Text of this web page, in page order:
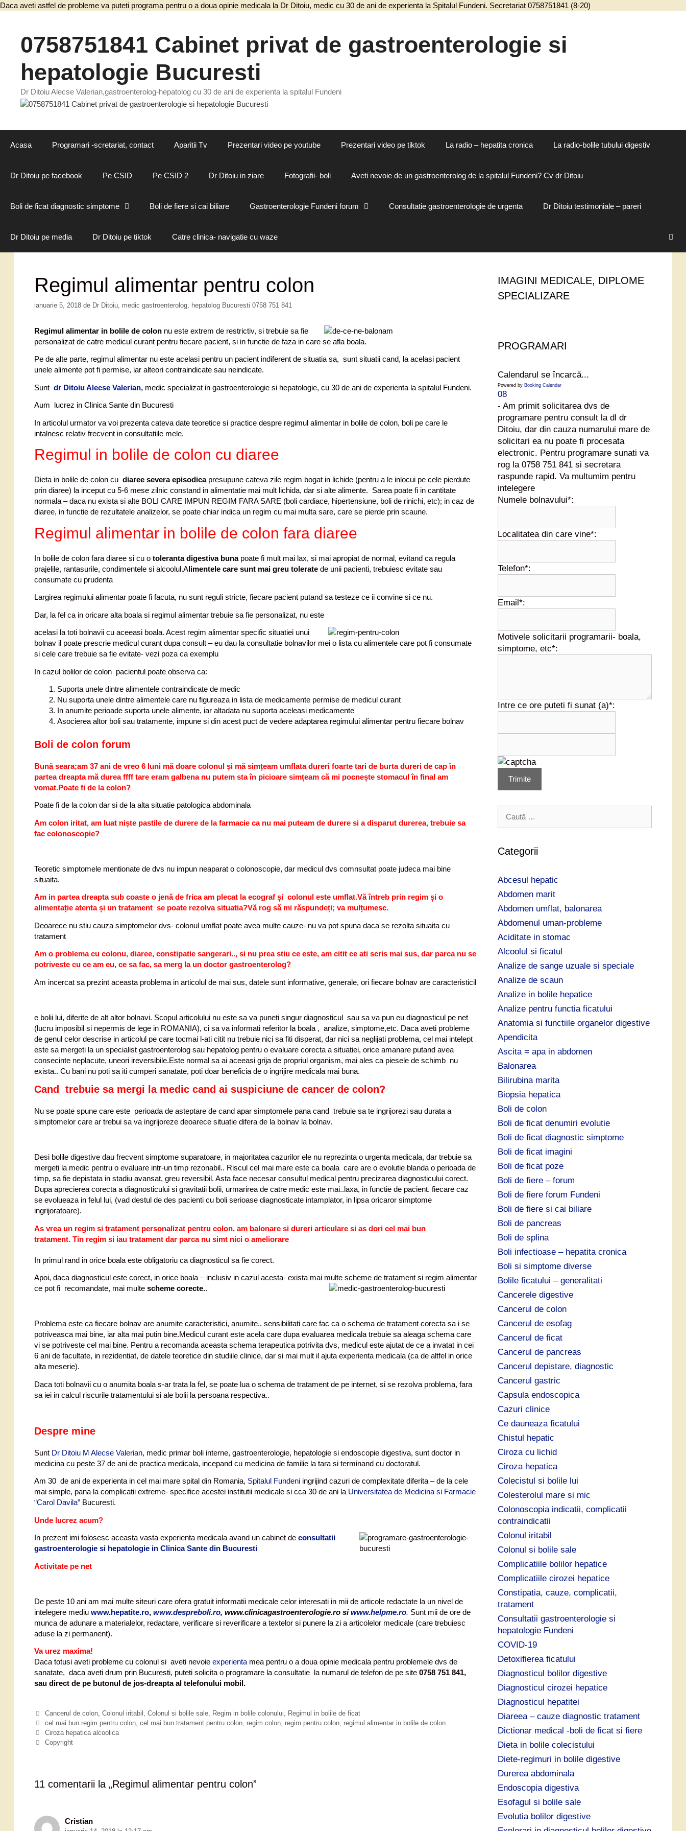
Daca aveti astfel de probleme va puteti programa pentru o a doua opinie medicala la Dr Ditoiu, medic cu 30 de ani de experienta la Spitalul Fundeni. Secretariat 0758751841 (8-20)
0758751841 Cabinet privat de gastroenterologie si
hepatologie Bucuresti
Dr Ditoiu Alecse Valerian,gastroenterolog-hepatolog cu 30 de ani de experienta la spitalul Fundeni
Acasa Programari -scretariat, contact Aparitii Tv Prezentari video pe youtube Prezentari video pe tiktok La radio – hepatita cronica La radio-bolile tubului digestiv
Dr Ditoiu pe facebook Pe CSID Pe CSID 2 Dr Ditoiu in ziare Fotografii- boli Aveti nevoie de un gastroenterolog de la spitalul Fundeni? Cv dr Ditoiu
Boli de ficat diagnostic simptome Boli de fiere si cai biliare Gastroenterologie Fundeni forum Consultatie gastroenterologie de urgenta Dr Ditoiu testimoniale – pareri
Dr Ditoiu pe media Dr Ditoiu pe tiktok Catre clinica- navigatie cu waze
Regimul alimentar pentru colon
ianuarie 5, 2018 de Dr Ditoiu, medic gastroenterolog, hepatolog Bucuresti 0758 751 841
Regimul alimentar in bolile de colon nu este extrem de restrictiv, si trebuie sa fie
personalizat de catre medicul curant pentru fiecare pacient, si in functie de faza in care se afla boala.
Pe de alte parte, regimul alimentar nu este acelasi pentru un pacient indiferent de situatia sa, sunt situatii cand, la acelasi pacient
unele alimente pot fi permise, iar alteori contraindicate sau neindicate.
Sunt dr Ditoiu Alecse Valerian, medic specializat in gastroenterologie si hepatologie, cu 30 de ani de experienta la spitalul Fundeni.
Aum lucrez in Clinica Sante din Bucuresti
In articolul urmator va voi prezenta cateva date teoretice si practice despre regimul alimentar in bolile de colon, boli pe care le
intalnesc relativ frecvent in consultatiile mele.
Regimul in bolile de colon cu diaree
Dieta in bolile de colon cu diaree severa episodicapresupune cateva zile regim bogat in lichide (pentru a le inlocui pe cele pierdute
prin diaree) la inceput cu 5-6 mese zilnic constand in alimentatie mai mult lichida, dar si alte alimente. Sarea poate fi in cantitate
normala – daca nu exista si alte BOLI CARE IMPUN REGIM FARA SARE (boli cardiace, hipertensiune, boli de rinichi, etc); in caz de
diaree, in functie de rezultatele analizelor, se poate chiar indica un regim cu mai multa sare, care se pierde prin scaune.
Regimul alimentar in bolile de colon fara diaree
In bolile de colon fara diaree si cu o toleranta digestiva bunapoate fi mult mai lax, si mai apropiat de normal, evitand ca regula
prajelile, rantasurile, condimentele si alcoolul.Alimentele care sunt mai greu tolerate de unii pacienti, trebuiesc evitate sau
consumate cu prudenta
Largirea regimului alimentar poate fi facuta, nu sunt reguli stricte, fiecare pacient putand sa testeze ce ii convine si ce nu.
Dar, la fel ca in oricare alta boala si regimul alimentar trebuie sa fie personalizat, nu este
acelasi la toti bolnavii cu aceeasi boala. Acest regim alimentar specific situatiei unui
bolnav il poate prescrie medicul curant dupa consult – eu dau la consultatie bolnavilor mei o lista cu alimentele care pot fi consumate
si cele care trebuie sa fie evitate- vezi poza ca exemplu
In cazul bolilor de colon pacientul poate observa ca:
Suporta unele dintre alimentele contraindicate de medic
Nu suporta unele dintre alimentele care nu figureaza in lista de medicamente permise de medicul curant
In anumite perioade suporta unele alimente, iar altadata nu suporta aceleasi medicamente
Asocierea altor boli sau tratamente, impune si din acest puct de vedere adaptarea regimului alimentar pentru fiecare bolnav
Boli de colon forum
Bună seara;am 37 ani de vreo 6 luni mă doare colonul și mă simțeam umflata dureri foarte tari de burta dureri de cap în
partea dreapta mă durea ffff tare eram galbena nu putem sta în picioare simțeam că mi pocnește stomacul în final am
vomat.Poate fi de la colon?
Poate fi de la colon dar si de la alta situatie patologica abdominala
Am colon iritat, am luat niște pastile de durere de la farmacie ca nu mai puteam de durere si a disparut durerea, trebuie sa
fac colonoscopie?
Teoretic simptomele mentionate de dvs nu impun neaparat o colonoscopie, dar medicul dvs comnsultat poate judeca mai bine
situaita.
Am in partea dreapta sub coaste o jenă de frica am plecat la ecograf și colonul este umflat.Vă întreb prin regim și o
alimentație atenta și un tratament se poate rezolva situatia?Vă rog să mi răspundeți; va mulțumesc.
Deoarece nu stiu cauza simptomelor dvs- colonul umflat poate avea multe cauze- nu va pot spuna daca se rezolta situaita cu
tratament
Am o problema cu colonu, diaree, constipatie sangerari.., si nu prea stiu ce este, am citit ce ati scris mai sus, dar parca nu se
potriveste cu ce am eu, ce sa fac, sa merg la un doctor gastroenterolog?
Am incercat sa prezint aceasta problema in articolul de mai sus, datele sunt informative, generale, ori fiecare bolnav are caracteristicil
e bolii lui, diferite de alt altor bolnavi. Scopul articolului nu este sa va puneti singur diagnosticul sau sa va pun eu diagnosticul pe net
(lucru imposibil si nepermis de lege in ROMANIA), ci sa va informati referitor la boala , analize, simptome,etc. Daca aveti probleme
de genul celor descrise in articolul pe care tocmai l-ati citit nu trebuie nici sa fiti disperat, dar nici sa neglijati problema, cel mai intelept
este sa mergeti la un specialist gastroenterolog sau hepatolog pentru o evaluare corecta a situatiei, orice amanare putand avea
consecinte neplacute, uneori ireversibile.Este normal sa ai aceeasi grija de propriul organism, mai ales ca piesele de schimb nu
exista.. Cu bani nu poti sa iti cumperi sanatate, poti doar beneficia de o ingrijire medicala mai buna.
Cand trebuie sa mergi la medic cand ai suspiciune de cancer de colon?
Nu se poate spune care este perioada de asteptare de cand apar simptomele pana cand trebuie sa te ingrijorezi sau durata a
simptomelor care ar trebui sa va ingrijoreze deoarece situatie difera de la bolnav la bolnav.
Desi bolile digestive dau frecvent simptome suparatoare, in majoritatea cazurilor ele nu reprezinta o urgenta medicala, dar trebuie sa
mergeti la medic pentru o evaluare intr-un timp rezonabil.. Riscul cel mai mare este ca boala care are o evolutie blanda o perioada de
timp, sa fie depistata in stadiu avansat, greu reversibil. Asta face necesar consultul medical pentru precizarea diagnosticului corect.
Dupa aprecierea corecta a diagnosticului si gravitatii bolii, urmarirea de catre medic este mai..laxa, in functie de pacient. fiecare caz
se evolueaza in felul lui, (vad destul de des pacienti cu boli serioase diagnosticate intamplator, in lipsa oricaror simptome
ingrijoratoare).
As vrea un regim si tratament personalizat pentru colon, am balonare si dureri articulare si as dori cel mai bun
tratament. Tin regim si iau tratament dar parca nu simt nici o ameliorare
In primul rand in orice boala este obligatoriu ca diagnosticul sa fie corect.
Apoi, daca diagnosticul este corect, in orice boala – inclusiv in cazul acesta- exista mai multe scheme de tratament si regim alimentar
ce pot fi recomandate, mai multe scheme corecte..
Problema este ca fiecare bolnav are anumite caracteristici, anumite.. sensibilitati care fac ca o schema de tratament corecta sa i se
potriveasca mai bine, iar alta mai putin bine.Medicul curant este acela care dupa evaluarea medicala trebuie sa aleaga schema care
vi se potriveste cel mai bine. Pentru a recomanda aceasta schema terapeutica potrivita dvs, medicul este ajutat de ce a invatat in cei
6 ani de facultate, in rezidentiat, de datele teoretice din studiile clinice, dar si mai mult il ajuta experienta medicala (ca de altfel in orice
alta meserie).
Daca toti bolnavii cu o anumita boala s-ar trata la fel, se poate lua o schema de tratament de pe internet, si se rezolva problema, fara
sa iei in calcul riscurile tratamentului si ale bolii la persoana respectiva..
Despre mine
Sunt Dr Ditoiu M Alecse Valerian, medic primar boli interne, gastroenterologie, hepatologie si endoscopie digestiva, sunt doctor in
medicina cu peste 37 de ani de practica medicala, incepand cu medicina de familie la tara si terminand cu doctoratul.
Am 30 de ani de experienta in cel mai mare spital din Romania, Spitalul Fundeni ingrijind cazuri de complexitate diferita – de la cele
mai simple, pana la complicatii extreme- specifice acestei institutii medicale si cca 30 de ani la Universitatea de Medicina si Farmacie
“Carol Davila” Bucuresti.
Unde lucrez acum?
In prezent imi folosesc aceasta vasta experienta medicala avand un cabinet de consultatii
gastroenterologie si hepatologie in Clinica Sante din Bucuresti
Activitate pe net
De peste 10 ani am mai multe siteuri care ofera gratuit informatii medicale celor interesati in mii de articole redactate la un nivel de
intelegere mediu www.hepatite.ro, www.despreboli.ro, www.clinicagastroenterologie.ro siwww.helpme.ro. Sunt mii de ore de
munca de adunare a materialelor, redactare, verificare si reverificare a textelor si punere la zi a articolelor medicale (care trebuiesc
aduse la zi permanent).
Va urez maxima!
Daca totusi aveti probleme cu colonul si aveti nevoie experientamea pentru o a doua opinie medicala pentru problemele dvs de
sanatate, daca aveti drum prin Bucuresti, puteti solicita o programare la consultatie la numarul de telefon de pe site 0758 751 841,
sau direct de pe butonul de jos-dreapta al telefonului mobil.
C
a
t
e
Cancerul de colon, Colonul iritabil , Colonul si bolile sale, Regim in bolile colonului, Regimul in bolile de ficat
E
t
i
cel mai bun regim pentru colon, cel mai bun tratament pentru colon, regim colon, regim pentru colon, regimul alimentar in bolile de colon
N
a
a
r
Ciroza hepatica alcoolica
Copyright
11 comentarii la „Regimul alimentar pentru colon”
Cristian
IMAGINI MEDICALE, DIPLOME
SPECIALIZARE
PROGRAMARI
Calendarul se încarcă...
Powered by Booking Calendar
08
- Am primit solicitarea dvs de
programare pentru consult la dl dr
Ditoiu, dar din cauza numarului mare de
solicitari ea nu poate fi procesata
electronic. Pentru programare sunati va
rog la 0758 751 841 si secretara
raspunde rapid. Va multumim pentru
intelegere
Numele bolnavului*:
Localitatea din care vine*:
Telefon*:
Email*:
Motivele solicitarii programarii- boala,
simptome, etc*:
Intre ce ore puteti fi sunat (a)*:
Trimite
t
u
p
ă
Categorii
Abcesul hepatic
Abdomen marit
Abdomen umflat, balonarea
Abdomenul uman-probleme
Aciditate in stomac
Alcoolul si ficatul
Analize de sange uzuale si speciale
Analize de scaun
Analize in bolile hepatice
Analize pentru functia ficatului
Anatomia si functiile organelor digestive
Apendicita
Ascita = apa in abdomen
Balonarea
Bilirubina marita
Biopsia hepatica
Boli de colon
Boli de ficat denumiri evolutie
Boli de ficat diagnostic simptome
Boli de ficat imagini
Boli de ficat poze
Boli de fiere – forum
Boli de fiere forum Fundeni
Boli de fiere si cai biliare
Boli de pancreas
Boli de splina
Boli infectioase – hepatita cronica
Boli si simptome diverse
Bolile ficatului – generalitati
Cancerele digestive
Cancerul de colon
Cancerul de esofag
Cancerul de ficat
Cancerul de pancreas
Cancerul depistare, diagnostic
Cancerul gastric
Capsula endoscopica
Cazuri clinice
Ce dauneaza ficatului
Chistul hepatic
Ciroza cu lichid
Ciroza hepatica
Colecistul si bolile lui
Colesterolul mare si mic
Colonoscopia indicatii, complicatii
contraindicatii
Colonul iritabil
Colonul si bolile sale
Complicatiile bolilor hepatice
Complicatiile cirozei hepatice
Constipatia, cauze, complicatii,
tratament
Consultatii gastroenterologie si
hepatologie Fundeni
COVID-19
Detoxifierea ficatului
Diagnosticul bolilor digestive
Diagnosticul cirozei hepatice
Diagnosticul hepatitei
Diareea – cauze diagnostic tratament
Dictionar medical -boli de ficat si fiere
Dieta in bolile colecistului
Diete-regimuri in bolile digestive
Durerea abdominala
Endoscopia digestiva
Esofagul si bolile sale
Evolutia bolilor digestive